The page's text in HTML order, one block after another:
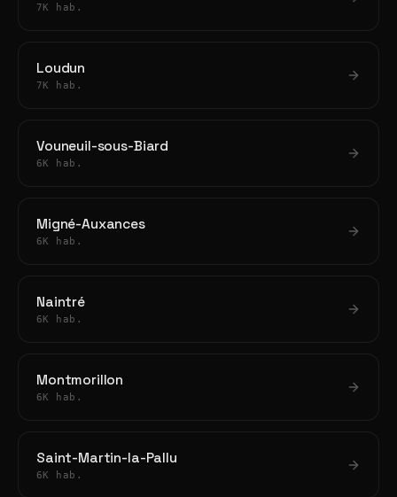
7K hab.
Loudun
7K hab.
Vouneuil-sous-Biard
6K hab.
Migné-Auxances
6K hab.
Naintré
6K hab.
Montmorillon
6K hab.
Saint-Martin-la-Pallu
6K hab.